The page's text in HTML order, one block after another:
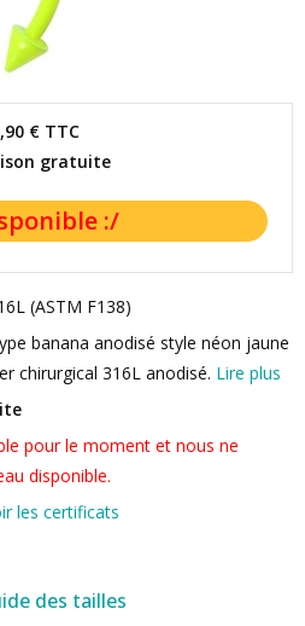
€ TTC
gratuite
(ASTM F138)
banana anodisé style néon jaune
chirurgical 316L anodisé. Lire plus
pour le moment et nous ne
disponible.
les certificats
des tailles